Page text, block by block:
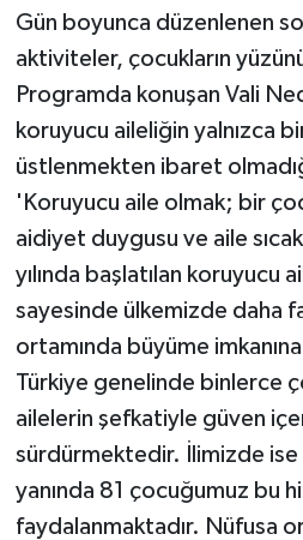
Gün boyunca düzenlenen
aktiviteler, çocukların
Programda konuşan Vali
koruyucu aileliğin yalnızca
üstlenmekten ibaret
'Koruyucu aile olmak; bir
aidiyet duygusu ve aile
yılında başlatılan koruyucu
sayesinde ülkemizde daha
ortamında büyüme
Türkiye genelinde binlerce
ailelerin şefkatiyle güven
sürdürmektedir. İlimizde
yanında 81 çocuğumuz bu
faydalanmaktadır. Nüfusa